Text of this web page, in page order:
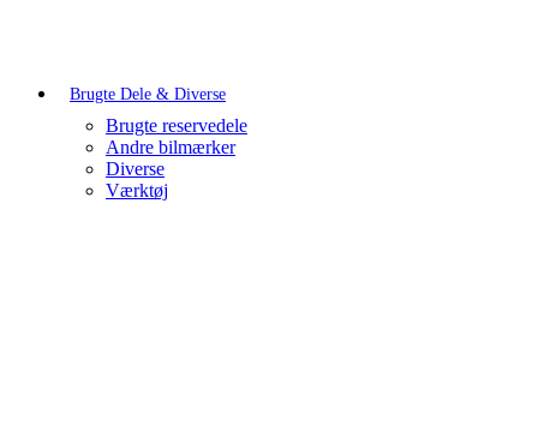
Brugte Dele & Diverse
Brugte reservedele
Andre bilmærker
Diverse
Værktøj